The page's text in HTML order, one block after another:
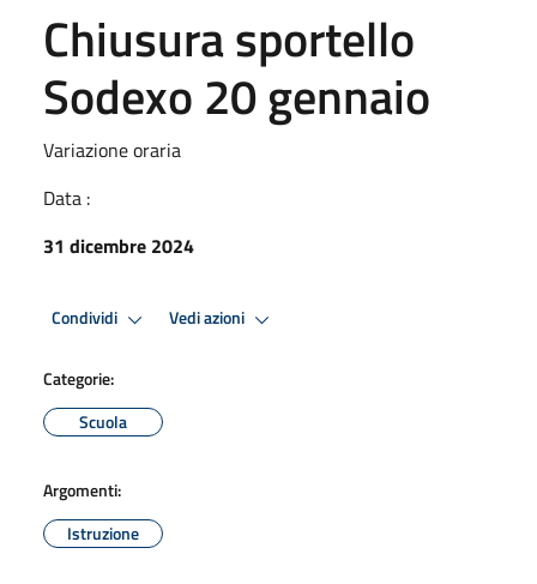
Chiusura sportello
Sodexo 20 gennaio
Variazione oraria
Data :
31 dicembre 2024
Condividi Vedi azioni
Categorie:
Scuola
Argomenti:
Istruzione